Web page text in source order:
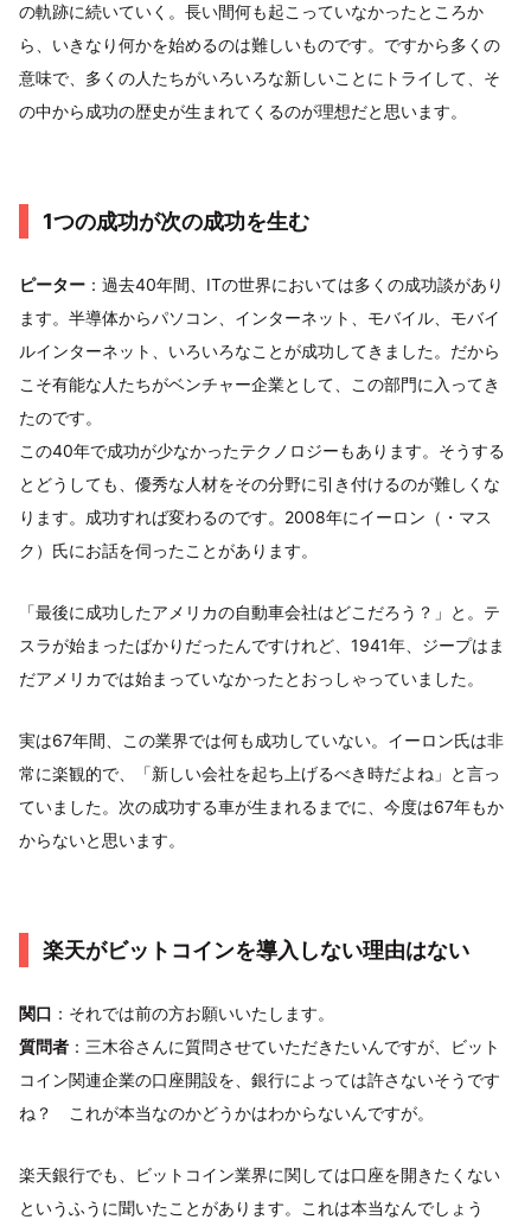
の軌跡に続いていく。長い間何も起こっていなかったところか
ら、いきなり何かを始めるのは難しいものです。ですから多くの
意味で、多くの人たちがいろいろな新しいことにトライして、そ
の中から成功の歴史が生まれてくるのが理想だと思います。
1つの成功が次の成功を生む
ピーター ：過去40年間、ITの世界においては多くの成功談があり
ます。半導体からパソコン、インターネット、モバイル、モバイ
ルインターネット、いろいろなことが成功してきました。だから
こそ有能な人たちがベンチャー企業として、この部門に入ってき
たのです。
この40年で成功が少なかったテクノロジーもあります。そうする
とどうしても、優秀な人材をその分野に引き付けるのが難しくな
ります。成功すれば変わるのです。2008年にイーロン（・マス
ク）氏にお話を伺ったことがあります。
「最後に成功したアメリカの自動車会社はどこだろう？」と。テ
スラが始まったばかりだったんですけれど、1941年、ジープはま
だアメリカでは始まっていなかったとおっしゃっていました。
実は67年間、この業界では何も成功していない。イーロン氏は非
常に楽観的で、「新しい会社を起ち上げるべき時だよね」と言っ
ていました。次の成功する車が生まれるまでに、今度は67年もか
からないと思います。
楽天がビットコインを導入しない理由はない
関口 ：それでは前の方お願いいたします。
質問者 ：三木谷さんに質問させていただきたいんですが、ビット
コイン関連企業の口座開設を、銀行によっては許さないそうです
ね？ これが本当なのかどうかはわからないんですが。
楽天銀行でも、ビットコイン業界に関しては口座を開きたくない
というふうに聞いたことがあります。これは本当なんでしょう